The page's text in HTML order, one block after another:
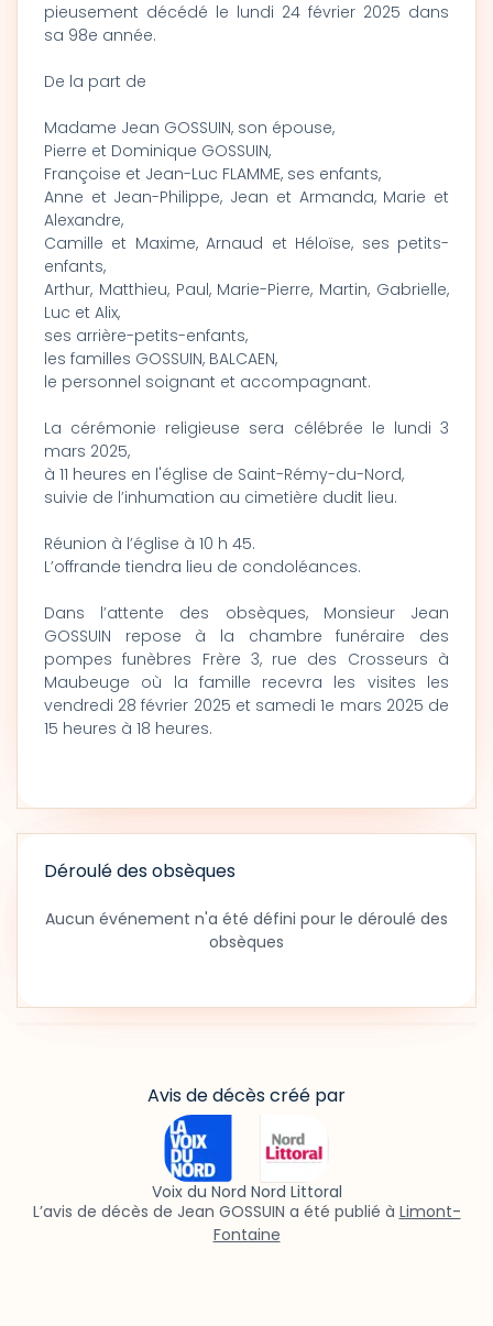
pieusement décédé le lundi 24 février 2025 dans
sa 98e année.
De la part de
Madame Jean GOSSUIN, son épouse,
Pierre et Dominique GOSSUIN,
Françoise et Jean-Luc FLAMME, ses enfants,
Anne et Jean-Philippe, Jean et Armanda, Marie et
Alexandre,
Camille et Maxime, Arnaud et Héloïse, ses petits-
enfants,
Arthur, Matthieu, Paul, Marie-Pierre, Martin, Gabrielle,
Luc et Alix,
ses arrière-petits-enfants,
les familles GOSSUIN, BALCAEN,
le personnel soignant et accompagnant.
La cérémonie religieuse sera célébrée le lundi 3
mars 2025,
à 11 heures en l'église de Saint-Rémy-du-Nord,
suivie de l’inhumation au cimetière dudit lieu.
Réunion à l’église à 10 h 45.
L’offrande tiendra lieu de condoléances.
Dans l’attente des obsèques, Monsieur Jean
GOSSUIN repose à la chambre funéraire des
pompes funèbres Frère 3, rue des Crosseurs à
Maubeuge où la famille recevra les visites les
vendredi 28 février 2025 et samedi 1e mars 2025 de
15 heures à 18 heures.
Déroulé des obsèques
Aucun événement n'a été défini pour le déroulé des
obsèques
Avis de décès créé par
Voix du Nord Nord Littoral
L’avis de décès de Jean GOSSUIN a été publié à Limont-
Fontaine